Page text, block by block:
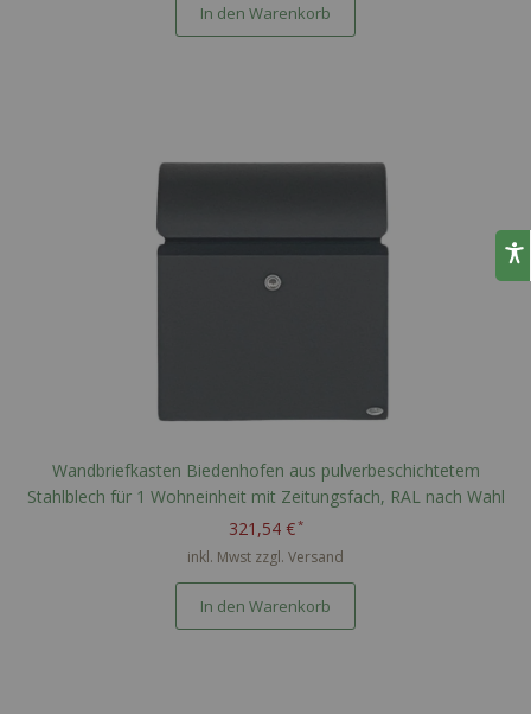
In den Warenkorb
Wandbriefkasten Biedenhofen aus pulverbeschichtetem
Stahlblech für 1 Wohneinheit mit Zeitungsfach, RAL nach Wahl
321,54 €
inkl. Mwst zzgl. Versand
In den Warenkorb